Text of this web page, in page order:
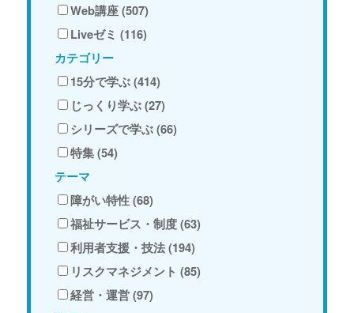
Web講座 (507)
Liveゼミ (116)
カテゴリー
15分で学ぶ (414)
じっくり学ぶ (27)
シリーズで学ぶ (66)
特集 (54)
テーマ
障がい特性 (68)
福祉サービス・制度 (63)
利用者支援・技法 (194)
リスクマネジメント (85)
経営・運営 (97)